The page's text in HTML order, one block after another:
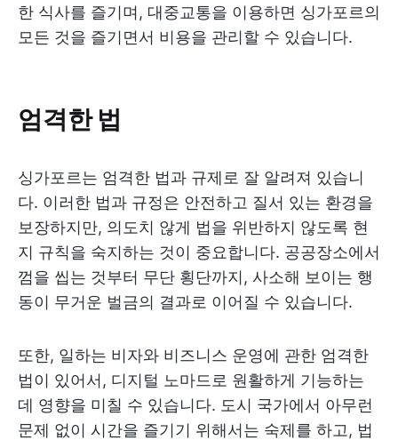
한 식사를 즐기며, 대중교통을 이용하면 싱가포르의
모든 것을 즐기면서 비용을 관리할 수 있습니다.
엄격한 법
싱가포르는 엄격한 법과 규제로 잘 알려져 있습니
다. 이러한 법과 규정은 안전하고 질서 있는 환경을
보장하지만, 의도치 않게 법을 위반하지 않도록 현
지 규칙을 숙지하는 것이 중요합니다. 공공장소에서
껌을 씹는 것부터 무단 횡단까지, 사소해 보이는 행
동이 무거운 벌금의 결과로 이어질 수 있습니다.
또한, 일하는 비자와 비즈니스 운영에 관한 엄격한
법이 있어서, 디지털 노마드로 원활하게 기능하는
데 영향을 미칠 수 있습니다. 도시 국가에서 아무런
문제 없이 시간을 즐기기 위해서는 숙제를 하고, 법